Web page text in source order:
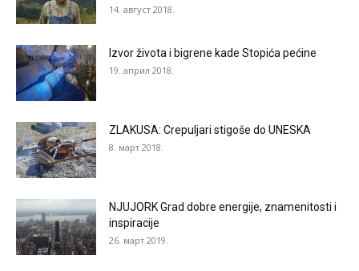
14. август 2018.
Izvor života i bigrene kade Stopića pećine
19. април 2018.
ZLAKUSA: Crepuljari stigoše do UNESKA
8. март 2018.
NJUJORK Grad dobre energije, znamenitosti i
inspiracije
26. март 2019.